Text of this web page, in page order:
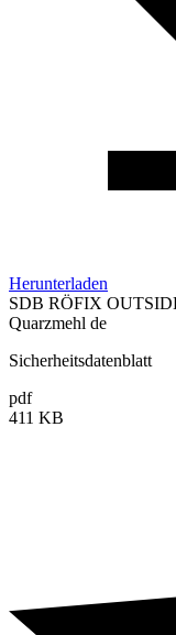
Herunterladen
SDB RÖFIX
Quarzmehl de
Sicherheitsdatenblatt
pdf
411 KB